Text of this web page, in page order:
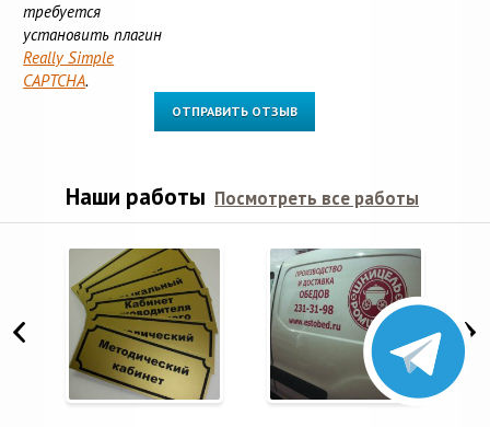
требуется
установить плагин
Really Simple
CAPTCHA.
Посмотреть все работы
Наши работы